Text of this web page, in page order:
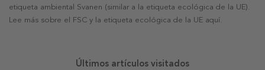
etiqueta ambiental Svanen (similar a la etiqueta ecológica de la UE).
Lee más sobre el FSC y la etiqueta ecológica de la UE aquí.
Últimos artículos visitados